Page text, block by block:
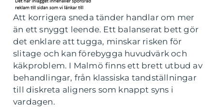
Att korrigera sneda tänder handlar om mer
än ett snyggt leende. Ett balanserat bett gör
det enklare att tugga, minskar risken för
slitage och kan förebygga huvudvärk och
käkproblem. I Malmö finns ett brett utbud av
behandlingar, från klassiska tandställningar
till diskreta aligners som knappt syns i
vardagen.